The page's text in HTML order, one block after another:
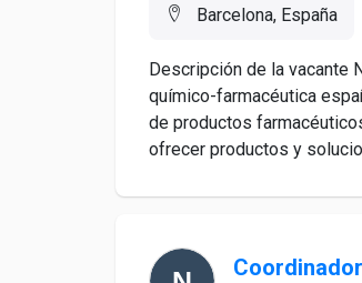
Barcelona, España
Descripción de la vacante
químico-farmacéutica
de productos
ofrecer productos y